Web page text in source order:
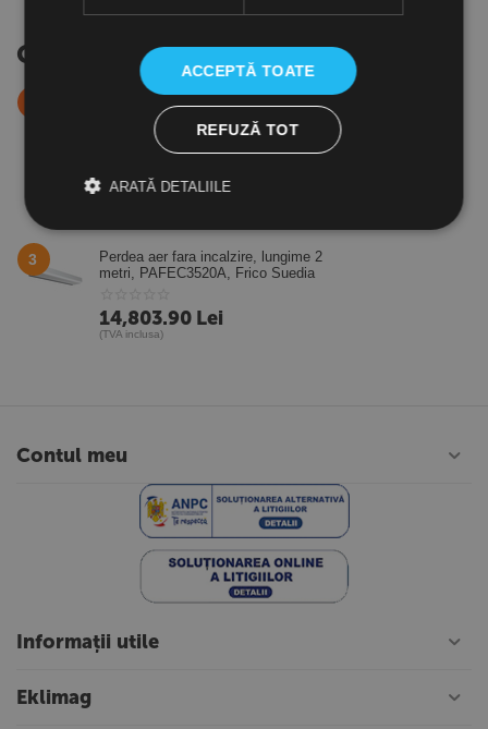
Cele mai cautate
Panouri radiante cu
infrarosu IHW15,
1500W, Frico Suedia
2,116.90Lei
(TVA inclusa)
2
Panouri radiante de
exterior ELIR12,
1200W, Frico Suedia
3
Perdea aer fara incalzire, lungime 2
metri, PAFEC3520A, Frico Suedia
14,803.90 Lei
(TVA inclusa)
Contul meu
Informații utile
Eklimag
ACCEPTĂ TOATE
REFUZĂ TOT
ARATĂ DETALIILE